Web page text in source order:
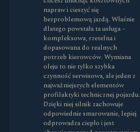
napraw i cieszyć się
bezproblemową jazdą. Właśnie
dlatego powstała ta usługa –
kompleksowa, rzetelna i
dopasowana do realnych
potrzeb kierowców. Wymiana
oleju to nie tylko szybka
czynność serwisowa, ale jeden z
najważniejszych elementów
profilaktyki technicznej pojazdu.
Dzięki niej silnik zachowuje
odpowiednie smarowanie, lepiej
odprowadza ciepło i jest